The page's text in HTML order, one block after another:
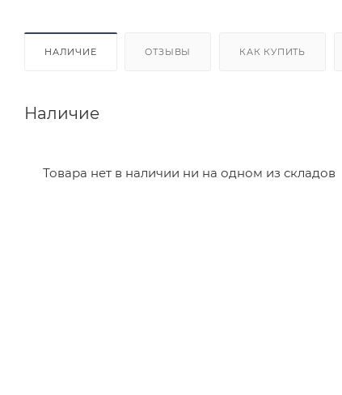
НАЛИЧИЕ ОТЗЫВЫ КАК КУПИТЬ
Наличие
Товара нет в наличии ни на одном из складов